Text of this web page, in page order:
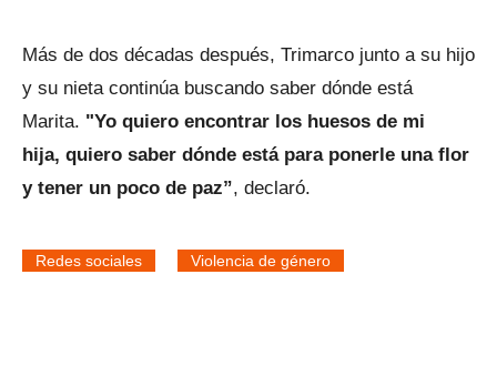
Más de dos décadas después, Trimarco junto a su hijo
y su nieta continúa buscando saber dónde está
Marita. "Yo quiero encontrar los huesos de mi
hija, quiero saber dónde está para ponerle una flor
y tener un poco de paz”, declaró.
Redes sociales Violencia de género